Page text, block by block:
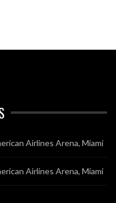
Airlines Arena, Miami
Airlines Arena, Miami